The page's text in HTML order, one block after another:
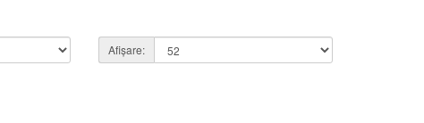
Afișare: